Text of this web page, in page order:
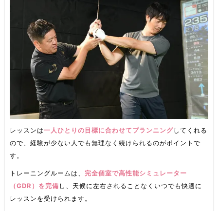
レッスンは一人ひとりの目標に合わせてプランニングしてくれる
ので、経験が少ない人でも無理なく続けられるのがポイントで
す。
トレーニングルームは、 完全個室で高性能シミュレーター
（GDR）を完備し、天候に左右されることなくいつでも快適に
レッスンを受けられます。